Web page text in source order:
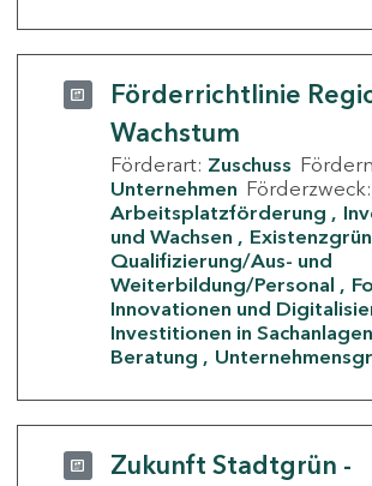
Förderrichtlinie
Wachstum
Förderart: Zuschuss
Unternehmen Förderzweck:
Arbeitsplatzförderung
und Wachsen
Qualifizierung/Aus- und
Weiterbildung/Personal
Innovationen und
Investitionen in
Beratung
Zukunft Stadtgrün -